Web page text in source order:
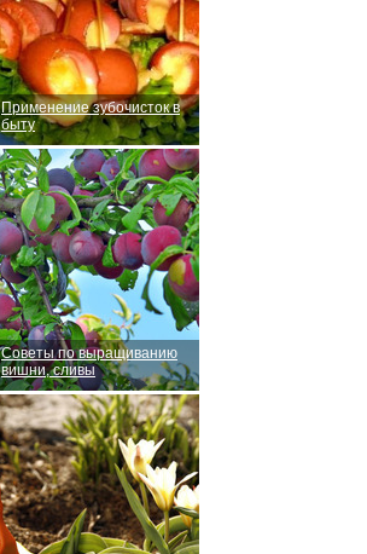
Применение зубочисток в
быту
Советы по выращиванию
вишни, сливы